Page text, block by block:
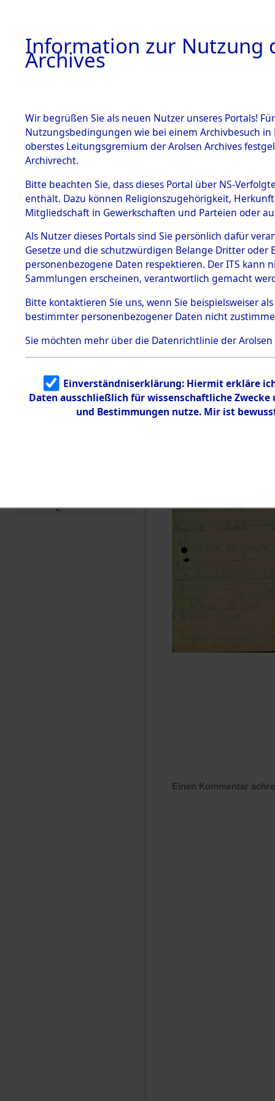
BESTÄNDE
1.
mente
5. Verschiedenes
5.3
Todesmärsche
5.3.1 Alliierte
Erhebungen
zu
Todesmärsch
en
5.3.2
Identifizierun
g
5.3.3
Todesmärsch
e
der US-
Allach,
Neckarelz
Einen Kommentar
Information zur Nutzung
Archives
Wir begrüßen Sie als neuen Nutzer unseres Portals!
Nutzungsbedingungen wie bei einem Archivbesuch
oberstes Leitungsgremium der Arolsen Archives
Archivrecht.
Bitte beachten Sie, dass dieses Portal über NS-
enthält. Dazu können Religionszugehörigkeit,
Mitgliedschaft in Gewerkschaften und Parteien oder
Als Nutzer dieses Portals sind Sie persönlich dafür
Gesetze und die schutzwürdigen Belange Dritter
personenbezogene Daten respektieren. Der ITS
Sammlungen erscheinen, verantwortlich gemacht
Bitte kontaktieren Sie uns, wenn Sie beispielsweiser
bestimmter personenbezogener Daten nicht
Sie möchten mehr über die Datenrichtlinie der Arolsen
Einverständniserklärung: Hiermit erkläre
Daten ausschließlich für wissenschaftliche
und Bestimmungen nutze. Mir ist